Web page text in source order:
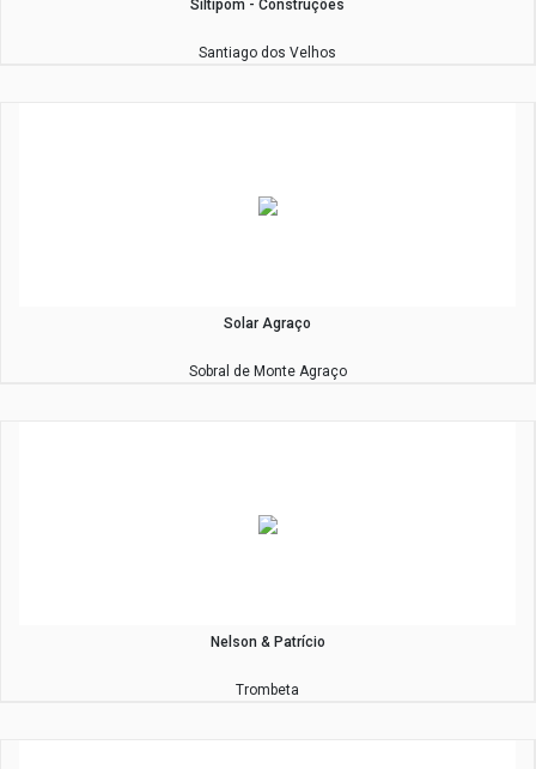
Siltipom - Construções
Santiago dos Velhos
Solar Agraço
Sobral de Monte Agraço
Nelson & Patrício
Trombeta